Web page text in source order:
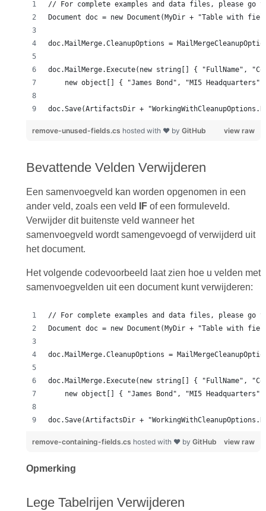
doc.Save(ArtifactsDir +
view raw
remove-unused-fields.cs hosted with ❤ by GitHub
Bevattende Velden Verwijderen
Een samenvoegveld kan worden opgenomen in een
ander veld, zoals een veld
IFof een formuleveld.
Verwijder dit buitenste veld wanneer het
samenvoegveld wordt samengevoegd of verwijderd uit
het document.
Het volgende codevoorbeeld laat zien hoe u velden met
samenvoegvelden uit een document kunt verwijderen:
doc.Save(ArtifactsDir +
view raw
remove-containing-fields.cs hosted with ❤ by GitHub
Opmerking
Lege Tabelrijen Verwijderen